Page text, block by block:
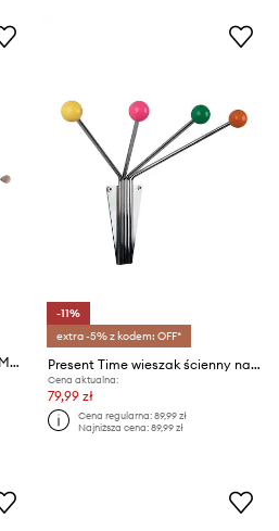
Present Time wieszak ścienny Metro
-11%
extra -5% z kodem: OFF*
Present Time wieszak ścienny na ubrania Neptune Small Chrome
Cena aktualna:
79,99 zł
Cena regularna:89,99 zł
Najniższa cena:89,99 zł